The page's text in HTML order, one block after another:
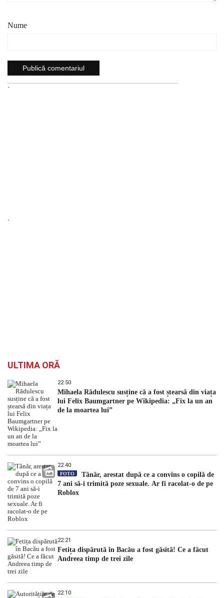
Nume
`
`
ULTIMA ORĂ
22:50
Mihaela Rădulescu susține că a fost ștearsă din viața
lui Felix Baumgartner pe Wikipedia: „Fix la un an
de la moartea lui”
22:40
FOTO
Tânăr, arestat după ce a convins o copilă de
7 ani să-i trimită poze sexuale. Ar fi racolat-o de pe
Roblox
22:21
Fetița dispărută în Bacău a fost găsită! Ce a făcut
Andreea timp de trei zile
22:10